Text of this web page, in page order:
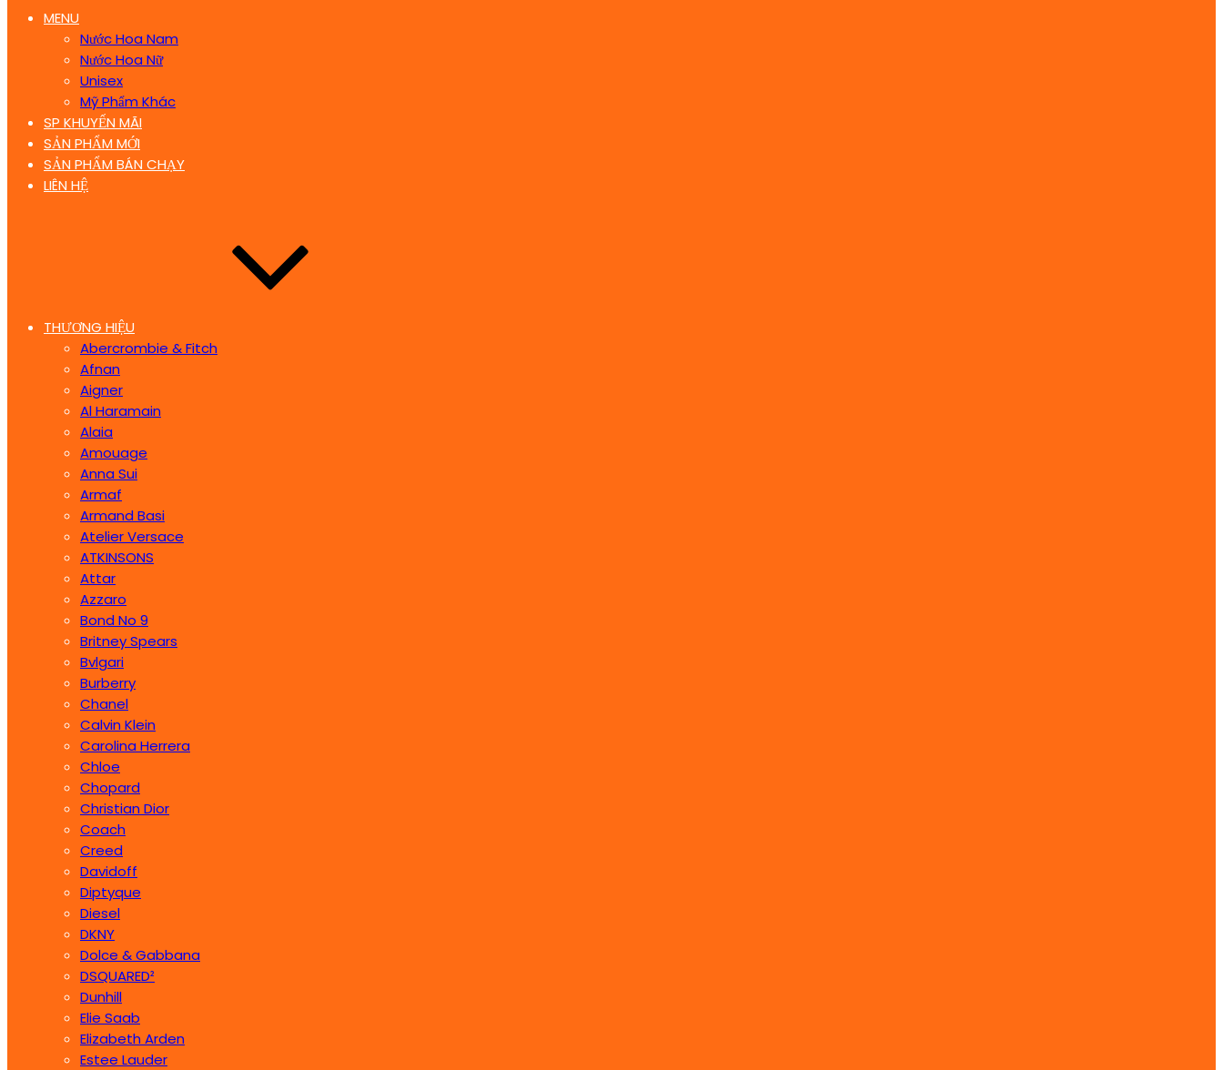
MENU
Nước Hoa Nam
Nước Hoa Nữ
Unisex
Mỹ Phẩm Khác
SP KHUYẾN MÃI
SẢN PHẨM MỚI
SẢN PHẨM BÁN CHẠY
LIÊN HỆ
THƯƠNG HIỆU
Abercrombie & Fitch
Afnan
Aigner
Al Haramain
Alaia
Amouage
Anna Sui
Armaf
Armand Basi
Atelier Versace
ATKINSONS
Attar
Azzaro
Bond No 9
Britney Spears
Bvlgari
Burberry
Chanel
Calvin Klein
Carolina Herrera
Chloe
Chopard
Christian Dior
Coach
Creed
Davidoff
Diptyque
Diesel
DKNY
Dolce & Gabbana
DSQUARED²
Dunhill
Elie Saab
Elizabeth Arden
Estee Lauder